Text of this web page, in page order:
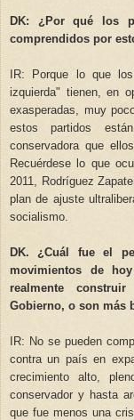
DK: ¿Por qué los
comprendidos por
IR: Porque lo que
izquierda" tienen, en
exasperadas, muy
estos partidos
conservadora que
Recuérdese lo que
2011, Rodríguez
plan de ajuste
socialismo.
DK. ¿Cuál fue el
movimientos de
realmente
Gobierno, o son más
IR: No se pueden
contra un país en
crecimiento alto,
conservador y hasta
que fue menos una